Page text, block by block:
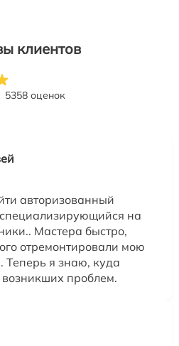
клиентов
5358 оценок
авторизованный
на
Мастера быстро,
отремонтировали мою
Теперь я знаю, куда
проблем.